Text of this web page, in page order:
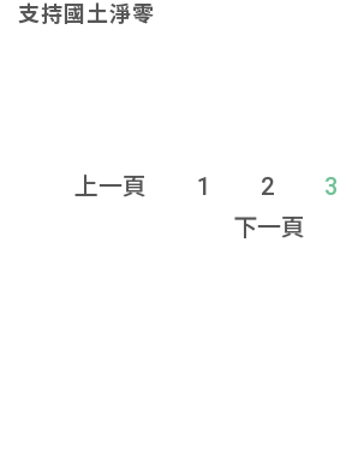
支持國土淨零
上一頁 1 2 3
下一頁